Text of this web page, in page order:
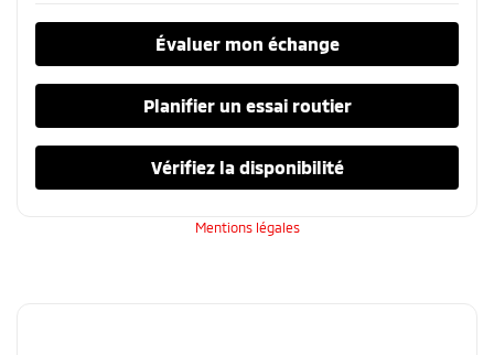
Évaluer mon échange
Planifier un essai routier
Vérifiez la disponibilité
Mentions légales